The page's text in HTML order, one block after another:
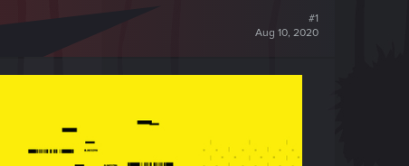
#1
Aug 10, 2020